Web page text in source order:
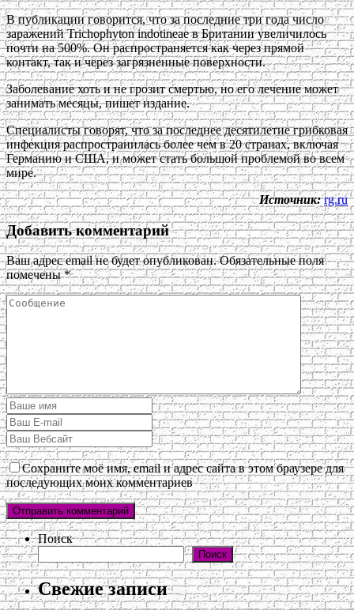
В публикации говорится, что за последние три года число
заражений Trichophyton indotineae в Британии увеличилось
почти на 500%. Он распространяется как через прямой
контакт, так и через загрязненные поверхности.
Заболевание хоть и не грозит смертью, но его лечение может
занимать месяцы, пишет издание.
Специалисты говорят, что за последнее десятилетие грибковая
инфекция распространилась более чем в 20 странах, включая
Германию и США, и может стать большой проблемой во всем
мире.
Источник: rg.ru
Добавить комментарий
Ваш адрес email не будет опубликован. Обязательные поля
помечены*
Сохраните моё имя, email и адрес сайта в этом браузере для
последующих моих комментариев
Поиск
Поиск
Свежие записи